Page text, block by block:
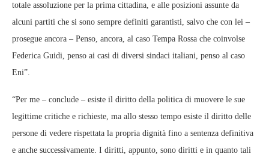
totale assoluzione per la prima cittadina, e alle posizioni assunte da
alcuni partiti che si sono sempre definiti garantisti, salvo che con lei –
prosegue ancora – Penso, ancora, al caso Tempa Rossa che coinvolse
Federica Guidi, penso ai casi di diversi sindaci italiani, penso al caso
Eni”.
“Per me – conclude – esiste il diritto della politica di muovere le sue
legittime critiche e richieste, ma allo stesso tempo esiste il diritto delle
persone di vedere rispettata la propria dignità fino a sentenza definitiva
e anche successivamente. I diritti, appunto, sono diritti e in quanto tali